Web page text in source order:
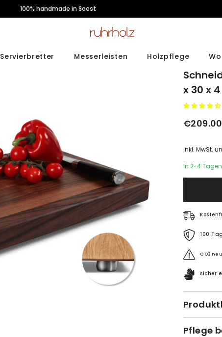
persönlicher Kundenservice
Servierbretter Messerleisten Holzpflege
x 30 x
€209.00
inkl. MwSt.
In 2-4
100
CO2
sicher
Pflege